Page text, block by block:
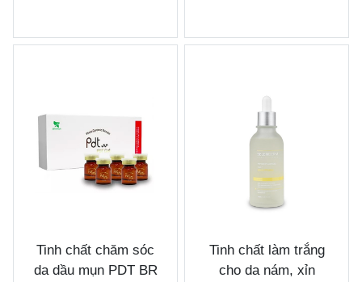
Tinh chất chăm sóc
da dầu mụn PDT BR
Tinh chất làm trắng
cho da nám, xỉn